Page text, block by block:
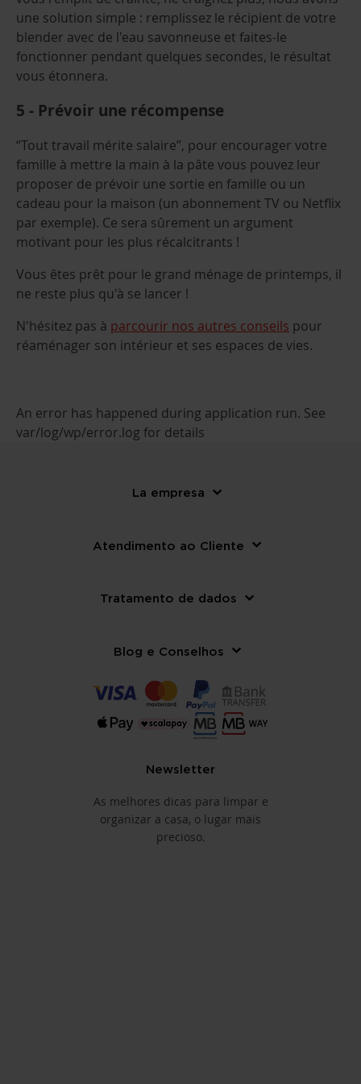
une solution simple : remplissez le récipient de votre
blender avec de l'eau savonneuse et faites-le
fonctionner pendant quelques secondes, le résultat
vous étonnera.
5 - Prévoir une récompense
“Tout travail mérite salaire”, pour encourager votre
famille à mettre la main à la pâte vous pouvez leur
proposer de prévoir une sortie en famille ou un
cadeau pour la maison (un abonnement TV ou Netflix
par exemple). Ce sera sûrement un argument
motivant pour les plus récalcitrants !
Vous êtes prêt pour le grand ménage de printemps, il
ne reste plus qu'à se lancer !
N'hésitez pas à parcourir nos autres conseils pour
réaménager son intérieur et ses espaces de vies.
An error has happened during application run. See
var/log/wp/error.log for details
La empresa
Atendimento ao Cliente
Tratamento de dados
Blog e Conselhos
Newsletter
As melhores dicas para limpar e
organizar a casa, o lugar mais
precioso.